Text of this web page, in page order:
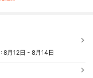
8月12日 - 8月14日